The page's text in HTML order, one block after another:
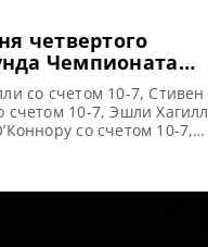
Чемпионата
со счетом 10-7, Стивен
10-7, Эшли Хагилл
со счетом 10-7,
Брауном со
[…]